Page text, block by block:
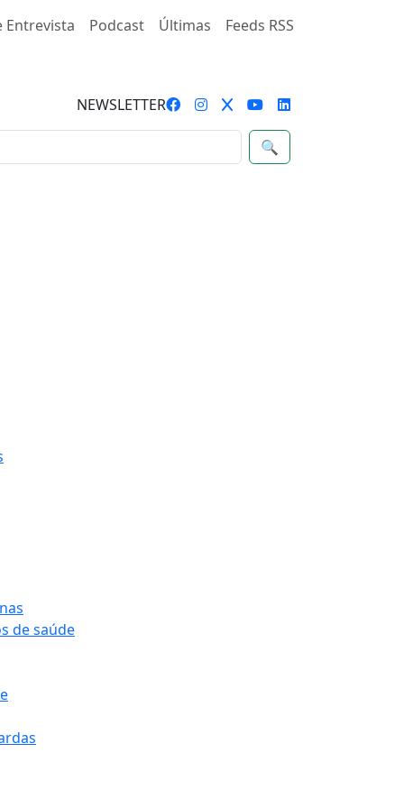
Entrevista Podcast Últimas Feeds RSS
NEWSLETTER
🔍
de saúde